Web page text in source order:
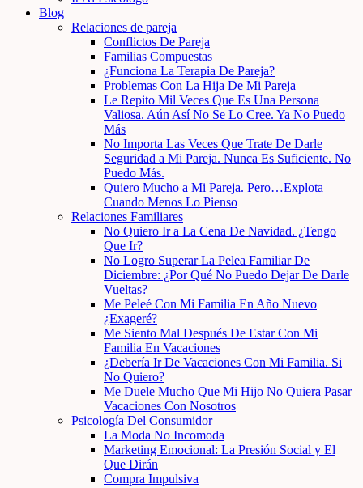
Blog
Relaciones de pareja
Conflictos De Pareja
Familias Compuestas
¿Funciona La Terapia De Pareja?
Problemas Con La Hija De Mi Pareja
Le Repito Mil Veces Que Es Una Persona
Valiosa. Aún Así No Se Lo Cree. Ya No Puedo
Más
No Importa Las Veces Que Trate De Darle
Seguridad a Mi Pareja. Nunca Es Suficiente. No
Puedo Más.
Quiero Mucho a Mi Pareja. Pero…Explota
Cuando Menos Lo Pienso
Relaciones Familiares
No Quiero Ir a La Cena De Navidad. ¿Tengo
Que Ir?
No Logro Superar La Pelea Familiar De
Diciembre: ¿Por Qué No Puedo Dejar De Darle
Vueltas?
Me Peleé Con Mi Familia En Año Nuevo
¿Exageré?
Me Siento Mal Después De Estar Con Mi
Familia En Vacaciones
¿Debería Ir De Vacaciones Con Mi Familia. Si
No Quiero?
Me Duele Mucho Que Mi Hijo No Quiera Pasar
Vacaciones Con Nosotros
Psicología Del Consumidor
La Moda No Incomoda
Marketing Emocional: La Presión Social y El
Que Dirán
Compra Impulsiva